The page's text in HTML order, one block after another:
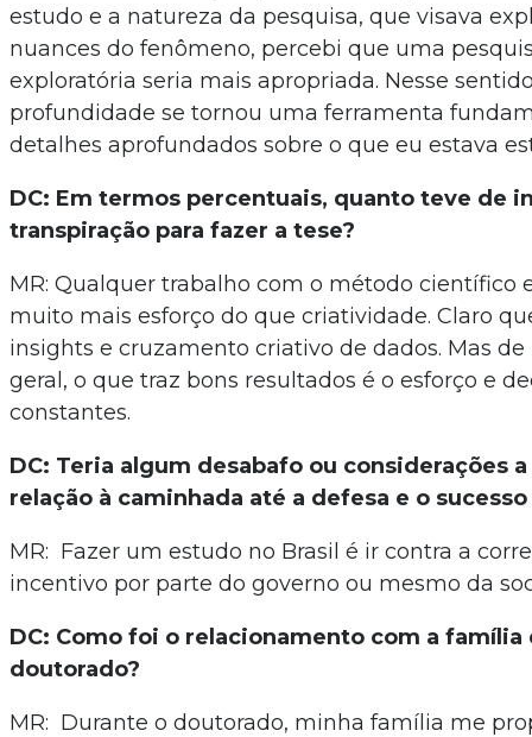
estudo e a natureza da pesquisa, que visava
nuances do fenômeno, percebi que uma
exploratória seria mais apropriada. Nesse
profundidade se tornou uma ferramenta
detalhes aprofundados sobre o que eu estava
DC: Em termos percentuais, quanto teve de
transpiração para fazer a tese?
MR: Qualquer trabalho com o método científico
muito mais esforço do que criatividade. Claro
insights e cruzamento criativo de dados. Mas
geral, o que traz bons resultados é o esforço e
constantes.
DC: Teria algum desabafo ou considerações
relação à caminhada até a defesa e o
MR: Fazer um estudo no Brasil é ir contra a
incentivo por parte do governo ou mesmo da
DC: Como foi o relacionamento com a família
doutorado?
MR: Durante o doutorado, minha família me